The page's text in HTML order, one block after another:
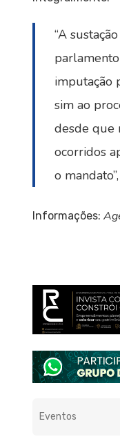
“A
imputação
sim ao
desde que
ocorridos
o
Informações: